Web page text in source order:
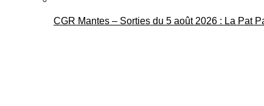
CGR Mantes – Sorties du 5 août 2026 : La Pat